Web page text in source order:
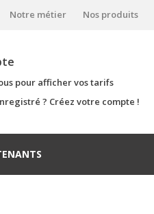
Notre métier Nos produits
pour afficher vos tarifs
? Créez votre compte !